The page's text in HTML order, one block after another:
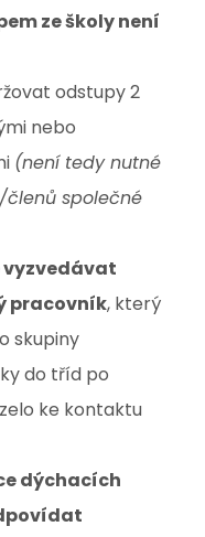
ze školy není
odstupy 2
nebo
(není tedy nutné
společné
vyzvedávat
pracovník, který
skupiny
do tříd po
ke kontaktu
dýchacích